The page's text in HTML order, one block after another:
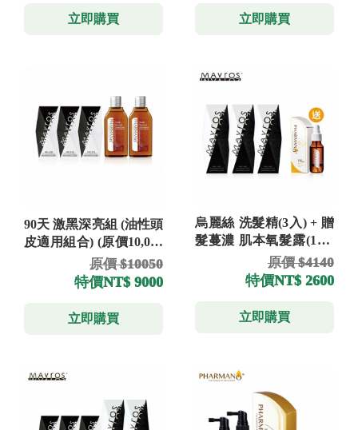
立即購買 立即購買
90天 激黑深亮組 (油性頭
皮適用組合) (原價10,050
元) (買就送 髮蔓濃洗髮
原價 $10050
特價NT$ 9000
立即購買
烏麗絲 洗髮精(3入) + 贈
髮蔓濃 肌本氧髮露(1入)
(原價 4,140元)原價 $4140
特價NT$ 2600
立即購買